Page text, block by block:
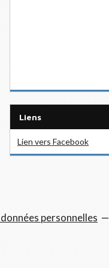
Liens
Lien vers Facebook
personnelles